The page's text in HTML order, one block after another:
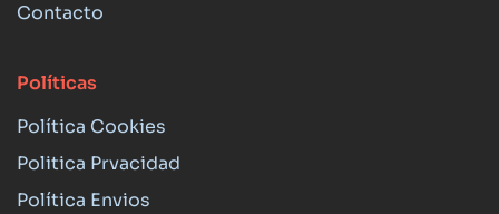
Contacto
Políticas
Política Cookies
Politica Prvacidad
Política Envios